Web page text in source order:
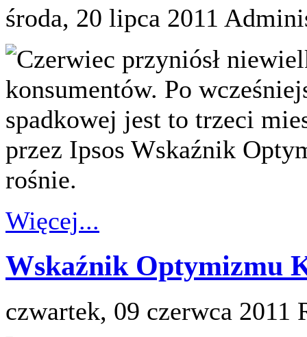
środa, 20 lipca 2011
Czerwiec przyniósł
konsumentów. Po
spadkowej jest to trzeci
przez Ipsos Wskaźnik
rośnie.
Więcej...
Wskaźnik Optymizmu
czwartek, 09 czerwca 2011